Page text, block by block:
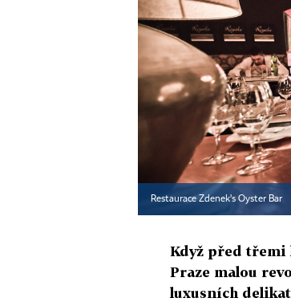
Restaurace Zdenek's Oyster Bar
Když před třemi
Praze malou
luxusních